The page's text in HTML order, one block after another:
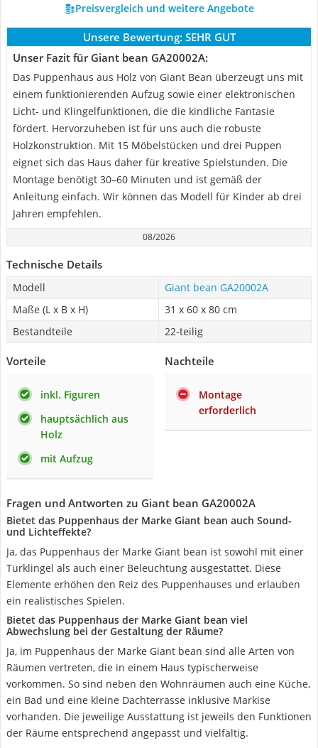
Preisvergleich und weitere Angebote
Unsere Bewertung: SEHR GUT
Unser Fazit für Giant bean GA20002A:
Das Puppenhaus aus Holz von Giant Bean überzeugt uns mit
einem funktionierenden Aufzug sowie einer elektronischen
Licht- und Klingelfunktionen, die die kindliche Fantasie
fördert. Hervorzuheben ist für uns auch die robuste
Holzkonstruktion. Mit 15 Möbelstücken und drei Puppen
eignet sich das Haus daher für kreative Spielstunden. Die
Montage benötigt 30–60 Minuten und ist gemäß der
Anleitung einfach. Wir können das Modell für Kinder ab drei
Jahren empfehlen.
08/2026
Technische Details
Modell
Giant bean GA20002A
Maße (L x B x H)
31 x 60 x 80 cm
Bestandteile
22-teilig
Vorteile
inkl. Figuren
hauptsächlich aus
Holz
mit Aufzug
Nachteile
Montage
erforderlich
Fragen und Antworten zu Giant bean GA20002A
Bietet das Puppenhaus der Marke Giant bean auch Sound-
und Lichteffekte?
Ja, das Puppenhaus der Marke Giant bean ist sowohl mit einer
Türklingel als auch einer Beleuchtung ausgestattet. Diese
Elemente erhöhen den Reiz des Puppenhauses und erlauben
ein realistisches Spielen.
Bietet das Puppenhaus der Marke Giant bean viel
Abwechslung bei der Gestaltung der Räume?
Ja, im Puppenhaus der Marke Giant bean sind alle Arten von
Räumen vertreten, die in einem Haus typischerweise
vorkommen. So sind neben den Wohnräumen auch eine Küche,
ein Bad und eine kleine Dachterrasse inklusive Markise
vorhanden. Die jeweilige Ausstattung ist jeweils den Funktionen
der Räume entsprechend angepasst und vielfältig.